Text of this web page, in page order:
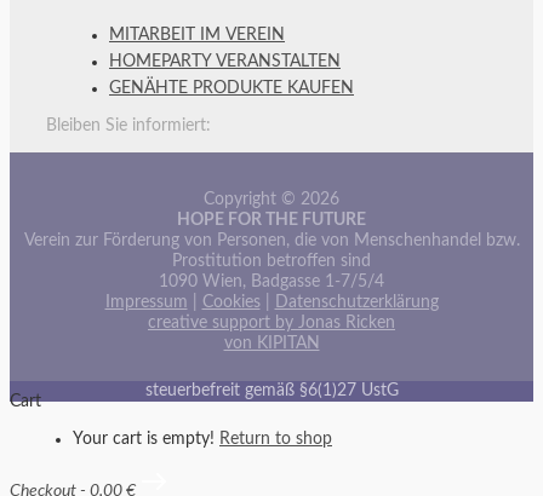
MITARBEIT IM VEREIN
HOMEPARTY VERANSTALTEN
GENÄHTE PRODUKTE KAUFEN
Bleiben Sie informiert:
Copyright © 2026
HOPE FOR THE FUTURE
Verein zur Förderung von Personen, die von Menschenhandel bzw.
Prostitution betroffen sind
1090 Wien, Badgasse 1-7/5/4
Impressum
Cookies|
Datenschutzerklärung
creative support by Jonas Ricken
von KIPITAN
steuerbefreit gemäß §6(1)27 UstG
Cart
Your cart is empty! Return to shop
Checkout - 0,00 €